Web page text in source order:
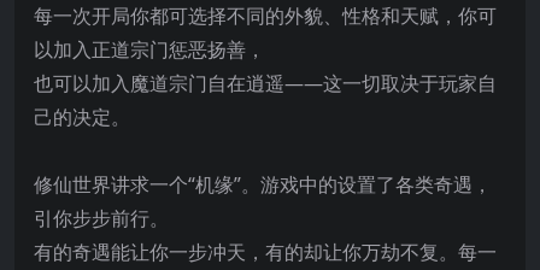
每一次开局你都可选择不同的外貌、性格和天赋，你可
以加入正道宗门惩恶扬善，
也可以加入魔道宗门自在逍遥——这一切取决于玩家自
己的决定。
修仙世界讲求一个“机缘”。游戏中的设置了各类奇遇，
引你步步前行。
有的奇遇能让你一步冲天，有的却让你万劫不复。每一